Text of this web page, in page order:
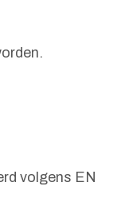
volgens EN